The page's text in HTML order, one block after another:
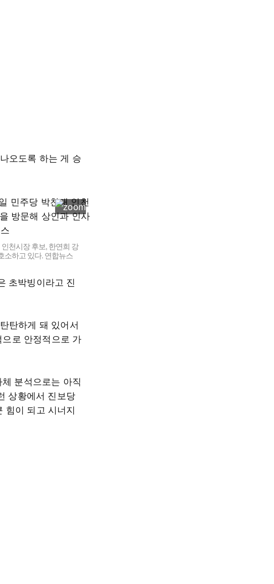
오도록 하는 게 승
천시장 후보, 한연희 강
소하고 있다. 연합뉴스
초박빙이라고 진
탄하게 돼 있어서
로 안정적으로 가
분석으로는 아직
상황에서 진보당
힘이 되고 시너지